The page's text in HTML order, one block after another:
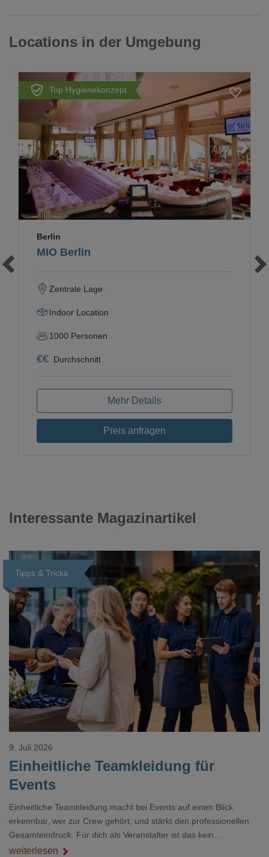
Locations in der Umgebung
Top Hygienekonzept
MIO Berlin
Berlin
Zentrale Lage
Indoor Location
1000 Personen
€€ Durchschnitt
Mehr Details
Preis anfragen
Interessante Magazinartikel
Tipps & Tricks
Loading...
Einheitliche Teamkleidung für
Events
9. Juli 2026
Einheitliche Teamkleidung macht bei Events auf einen Blick
erkennbar, wer zur Crew gehört, und stärkt den professionellen
Gesamteindruck. Für dich als Veranstalter ist das kein
Nebenthema: Bei Textilien mit Stickerei oder mehreren
weiterlesen